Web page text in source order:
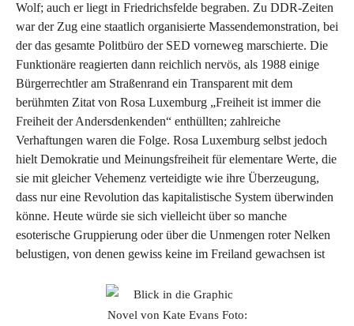
Wolf; auch er liegt in Friedrichsfelde begraben. Zu DDR-Zeiten
war der Zug eine staatlich organisierte Massendemonstration, bei
der das gesamte Politbüro der SED vorneweg marschierte. Die
Funktionäre reagierten dann reichlich nervös, als 1988 einige
Bürgerrechtler am Straßenrand ein Transparent mit dem
berühmten Zitat von Rosa Luxemburg „Freiheit ist immer die
Freiheit der Andersdenkenden“ enthüllten; zahlreiche
Verhaftungen waren die Folge. Rosa Luxemburg selbst jedoch
hielt Demokratie und Meinungsfreiheit für elementare Werte, die
sie mit gleicher Vehemenz verteidigte wie ihre Überzeugung,
dass nur eine Revolution das kapitalistische System überwinden
könne. Heute würde sie sich vielleicht über so manche
esoterische Gruppierung oder über die Unmengen roter Nelken
belustigen, von denen gewiss keine im Freiland gewachsen ist